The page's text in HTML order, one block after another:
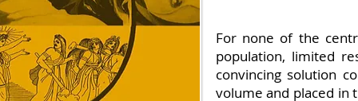
For none of the
population, limited
convincing solution
volume and placed in